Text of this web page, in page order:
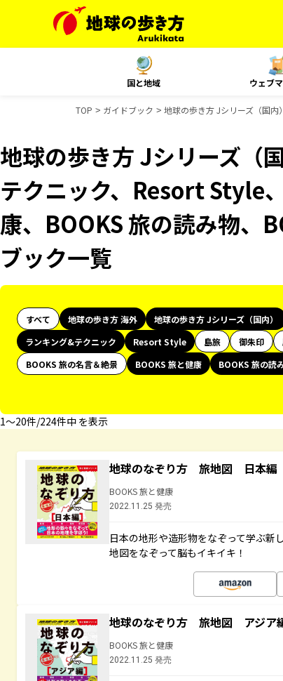
国と地域 ウェブ
TOP ガイドブック 地球の歩き方 Jシリーズ（国
地球の歩き方 Jシリーズ（
テクニック、Resort Style
康、BOOKS 旅の読み物、
ブック一覧
すべて 地球の歩き方 海外 地球の歩き方 Jシリーズ（国内）
ランキング&テクニック
Resort Style 島旅 御朱印
BOOKS 旅の名言＆絶景
BOOKS 旅と健康 BOOKS 旅の読
1〜20件/224件中 を表示
地球のなぞり方 旅地図 日本編
BOOKS 旅と健康
2022.11.25 発売
日本の地形や造形物をなぞって学ぶ新
地図をなぞって脳もイキイキ！
地球のなぞり方 旅地図 アジア
BOOKS 旅と健康
2022.11.25 発売